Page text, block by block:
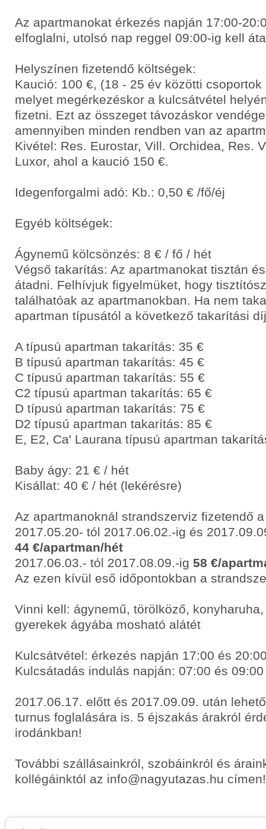
Az apartmanokat érkezés napján 17:00-
elfoglalni, utolsó nap reggel 09:00-ig kell
Helyszínen fizetendő költségek:
Kaució: 100 €, (18 - 25 év közötti
melyet megérkezéskor a kulcsátvétel
fizetni. Ezt az összeget távozáskor
amennyiben minden rendben van az
Kivétel: Res. Eurostar, Vill. Orchidea, Res.
Luxor, ahol a kaució 150 €.
Idegenforgalmi adó: Kb.: 0,50 € /fő/éj
Egyéb költségek:
Ágynemű kölcsönzés: 8 € / fő / hét
Végső takarítás: Az apartmanokat tisztán
átadni. Felhívjuk figyelmüket, hogy
találhatóak az apartmanokban. Ha nem
apartman típusától a következő takarítási
A típusú apartman takarítás: 35 €
B típusú apartman takarítás: 45 €
C típusú apartman takarítás: 55 €
C2 típusú apartman takarítás: 65 €
D típusú apartman takarítás: 75 €
D2 típusú apartman takarítás: 85 €
E, E2, Ca' Laurana típusú apartman
Baby ágy: 21 € / hét
Kisállat: 40 € / hét (lekérésre)
Az apartmanoknál strandszerviz fizetendő
2017.05.20- tól 2017.06.02.-ig és
44 €/apartman/hét
2017.06.03.- tól 2017.08.09.-ig 58 €/
Az ezen kívül eső időpontokban a
Vinni kell: ágynemű, törölköző,
gyerekek ágyába mosható alátét
Kulcsátvétel: érkezés napján 17:00 és
Kulcsátadás indulás napján: 07:00 és
2017.06.17. előtt és 2017.09.09. után
turnus foglalására is. 5 éjszakás árakról
irodánkban!
További szállásainkról, szobáinkról és
kollégáinktól az info@nagyutazas.hu címen!